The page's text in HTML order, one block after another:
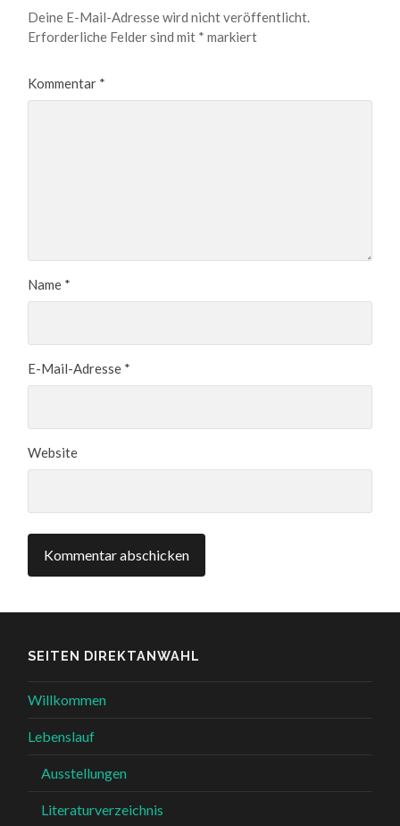
Deine E-Mail-Adresse wird nicht veröffentlicht.
Erforderliche Felder sind mit * markiert
Kommentar *
Name *
E-Mail-Adresse *
Website
SEITEN DIREKTANWAHL
Willkommen
Lebenslauf
Ausstellungen
Literaturverzeichnis